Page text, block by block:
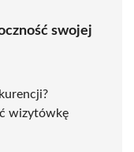
swojej
wizytówkę